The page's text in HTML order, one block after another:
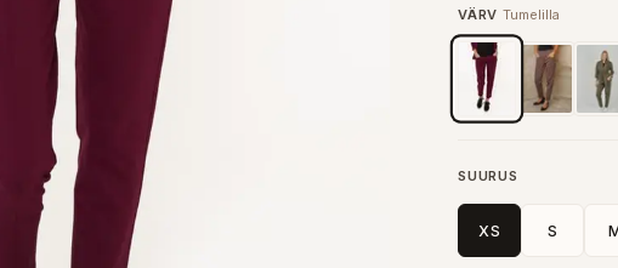
VÄRV Tumelilla
SUURUS
XS S